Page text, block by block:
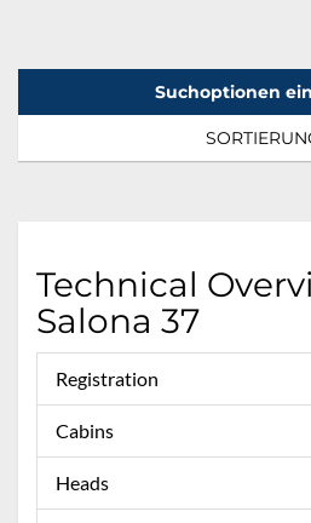
Suchoptionen
TOGGLE
Technical
Salona 37
Registration
Cabins
Heads